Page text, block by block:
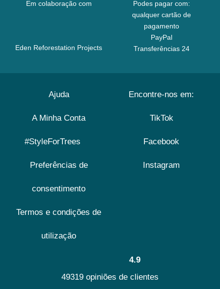
Em colaboração com
Eden Reforestation Projects
Podes pagar com:
qualquer cartão de
pagamento
PayPal
Transferências 24
Ajuda
A Minha Conta
#StyleForTrees
Preferências de
consentimento
Termos e condições de
utilização
Encontre-nos em:
TikTok
Facebook
Instagram
4.9
49319 opiniões de clientes